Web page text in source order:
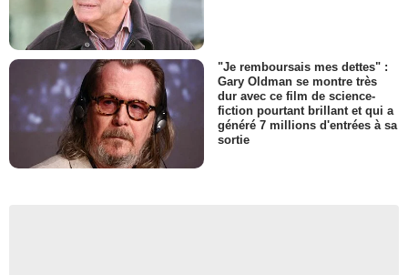
"Je remboursais mes dettes" :
Gary Oldman se montre très
dur avec ce film de science-
fiction pourtant brillant et qui a
généré 7 millions d'entrées à sa
sortie